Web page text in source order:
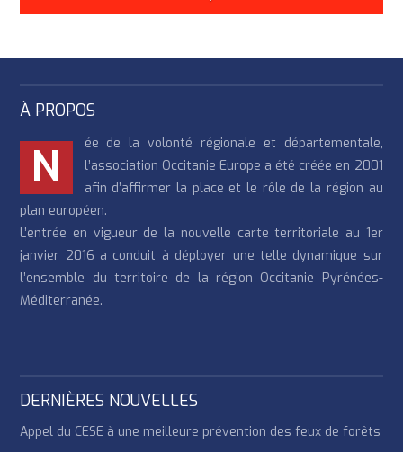
À PROPOS
N
ée de la volonté régionale et départementale,
l’association Occitanie Europe a été créée en 2001
afin d’affirmer la place et le rôle de la région au
plan européen.
L’entrée en vigueur de la nouvelle carte territoriale au 1er
janvier 2016 a conduit à déployer une telle dynamique sur
l’ensemble du territoire de la région Occitanie Pyrénées-
Méditerranée.
DERNIÈRES NOUVELLES
Appel du CESE à une meilleure prévention des feux de forêts